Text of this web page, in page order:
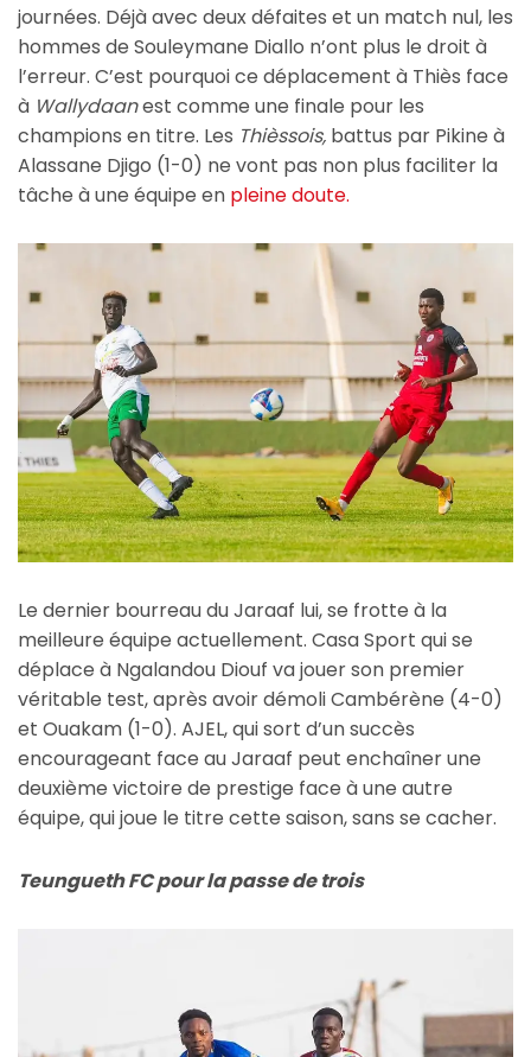
journées. Déjà avec deux défaites et un match nul, les
hommes de Souleymane Diallo n’ont plus le droit à
l’erreur. C’est pourquoi ce déplacement à Thiès face
à Wallydaanest comme une finale pour les
champions en titre. Les Thièssois, battus par Pikine à
Alassane Djigo (1-0) ne vont pas non plus faciliter la
tâche à une équipe en pleine doute.
Le dernier bourreau du Jaraaf lui, se frotte à la
meilleure équipe actuellement. Casa Sport qui se
déplace à Ngalandou Diouf va jouer son premier
véritable test, après avoir démoli Cambérène (4-0)
et Ouakam (1-0). AJEL, qui sort d’un succès
encourageant face au Jaraaf peut enchaîner une
deuxième victoire de prestige face à une autre
équipe, qui joue le titre cette saison, sans se cacher.
Teungueth FC pour la passe de trois